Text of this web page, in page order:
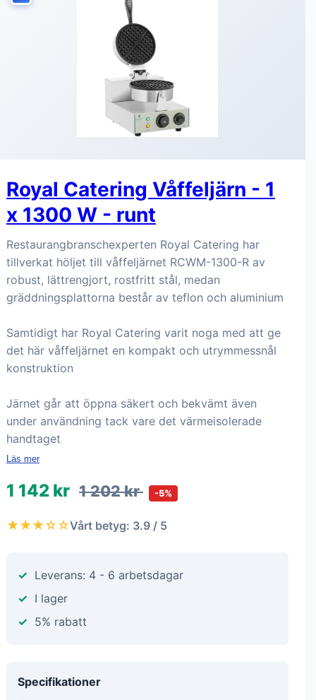
Royal Catering Våffeljärn - 1
x 1300 W - runt
Restaurangbranschexperten Royal Catering har
tillverkat höljet till våffeljärnet RCWM-1300-R av
robust, lättrengjort, rostfritt stål, medan
gräddningsplattorna består av teflon och aluminium
Samtidigt har Royal Catering varit noga med att ge
det här våffeljärnet en kompakt och utrymmessnål
konstruktion
Järnet går att öppna säkert och bekvämt även
under användning tack vare det värmeisolerade
handtaget
Läs mer
1 142 kr 1 202 kr -5%
★★★☆☆Vårt betyg: 3.9 / 5
Leverans: 4 - 6 arbetsdagar
I lager
5% rabatt
Specifikationer